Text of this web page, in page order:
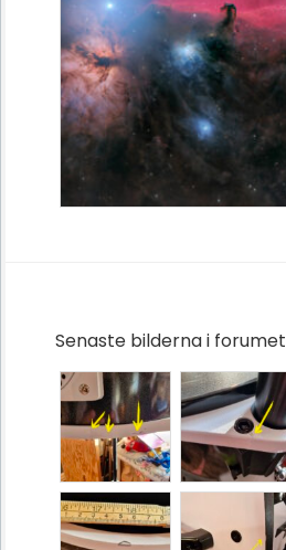
Senaste bilderna i forumet